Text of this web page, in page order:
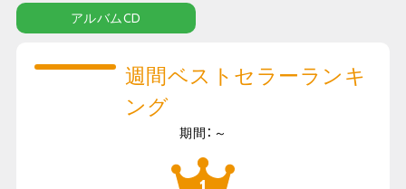
アルバムCD
週間ベストセラーランキ
ング
期間：～